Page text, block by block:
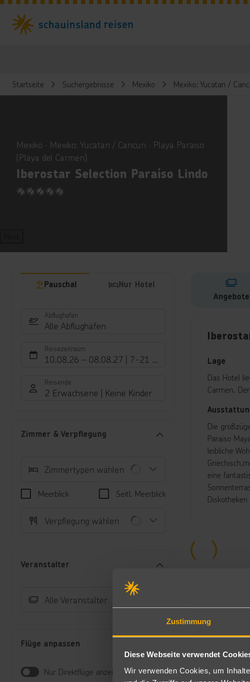
Zustimmung
Diese Webseite verwendet
Wir verwenden Cookies, um
Startseite Suchergebnisse Mexiko Mexiko: Yucatan /
Mexiko ∙ Mexiko: Yucatan / Cancun ∙ Playa Paraiso
(Playa del Carmen)
Iberostar Selection Paraíso Lindo
5
Pauschal Nur Hotel
Abflughafen
Alle Abflughäfen
Reisezeitraum
10.08.26 – 08.08.27 7-21 Nächte
Reisende
2 Erwachsene Keine Kinder
Zimmer & Verpflegung
Zimmertypen wählen
Meerblick Seitl. Meerblick
Verpflegung wählen
Veranstalter
Alle Veranstalter
Flüge anpassen
Nur Direktflüge anzeigen
Angebote
Lage
Das Hotel
Carmen.
Die
Paraiso
leibliche
eine